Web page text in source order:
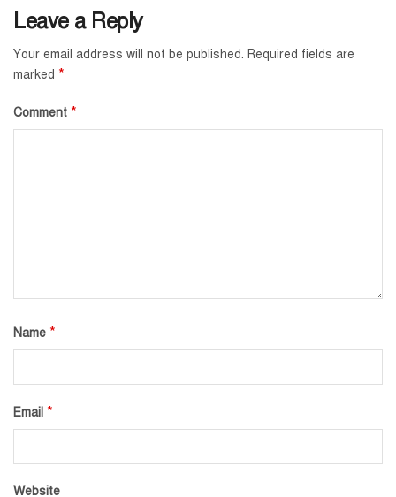
Leave a Reply
Your email address will not be published. Required fields are
marked *
Comment *
Name *
Email *
Website